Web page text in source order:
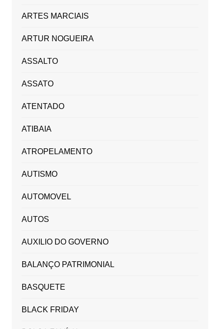
ARTES MARCIAIS
ARTUR NOGUEIRA
ASSALTO
ASSATO
ATENTADO
ATIBAIA
ATROPELAMENTO
AUTISMO
AUTOMOVEL
AUTOS
AUXILIO DO GOVERNO
BALANÇO PATRIMONIAL
BASQUETE
BLACK FRIDAY